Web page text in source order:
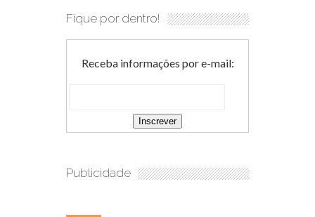
Fique por dentro!
Receba informações por e-mail:
Publicidade